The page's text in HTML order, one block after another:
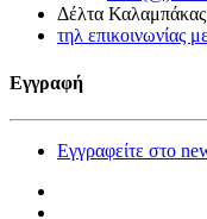
Δέλτα
τηλ επικοινωνίας
Εγγραφή
Εγγραφείτε στο